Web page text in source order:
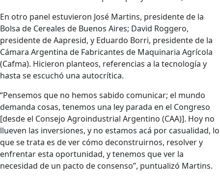
En otro panel estuvieron José Martins, presidente de la
Bolsa de Cereales de Buenos Aires; David Roggero,
presidente de Aapresid, y Eduardo Borri, presidente de la
Cámara Argentina de Fabricantes de Maquinaria Agrícola
(Cafma). Hicieron planteos, referencias a la tecnología y
hasta se escuchó una autocrítica.
“Pensemos que no hemos sabido comunicar; el mundo
demanda cosas, tenemos una ley parada en el Congreso
[desde el Consejo Agroindustrial Argentino (CAA)]. Hoy no
llueven las inversiones, y no estamos acá por casualidad, lo
que se trata es de ver cómo deconstruirnos, resolver y
enfrentar esta oportunidad, y tenemos que ver la
necesidad de un pacto de consenso”, puntualizó Martins.